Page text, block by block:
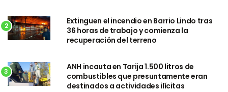
2
Extinguen el incendio en Barrio Lindo tras
36 horas de trabajo y comienza la
recuperación del terreno
3
ANH incauta en Tarija 1.500 litros de
combustibles que presuntamente eran
destinados a actividades ilícitas